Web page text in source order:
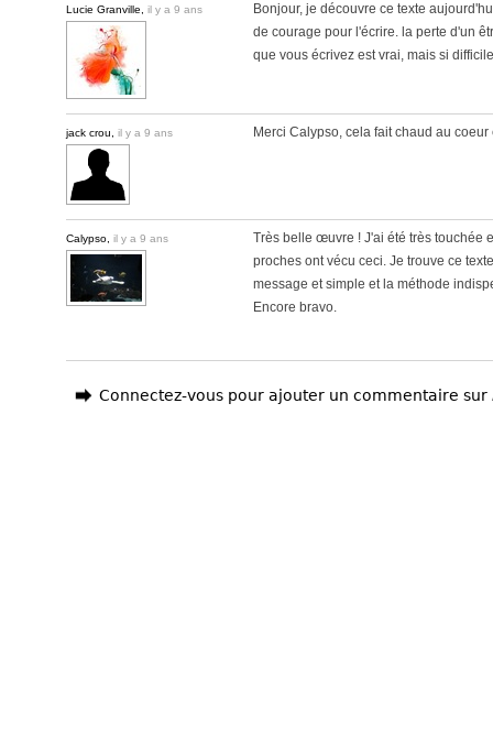
Lucie Granville, il y a 9 ans
Bonjour, je découvre ce texte
de courage pour l'écrire. la perte d'un
que vous écrivez est vrai, mais si
jack crou, il y a 9 ans Merci Calypso, cela fait chaud au
Calypso, il y a 9 ans
Très belle œuvre ! J'ai été très touchée
proches ont vécu ceci. Je trouve ce
message et simple et la méthode
Encore bravo.
Connectez-vous pour ajouter un commentaire sur